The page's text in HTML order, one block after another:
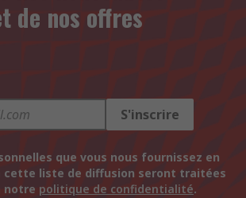
de nos offres
S'inscrire
que vous nous fournissez en
cette liste de diffusion seront traitées
notre politique de confidentialité.